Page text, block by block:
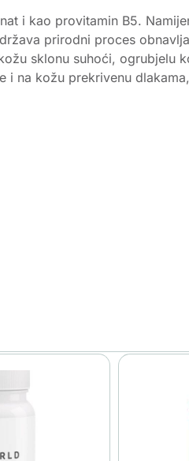
i kao provitamin B5.
prirodni proces
sklonu suhoći, ogrubjelu
i na kožu prekrivenu